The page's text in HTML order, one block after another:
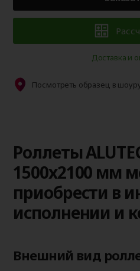
Доставка и
Посмотреть образец в
Роллеты
1500x2100 мм
приобрести в
исполнении и
Внешний вид